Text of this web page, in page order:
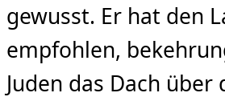
gewusst. Er hat den
empfohlen,
Juden das Dach über